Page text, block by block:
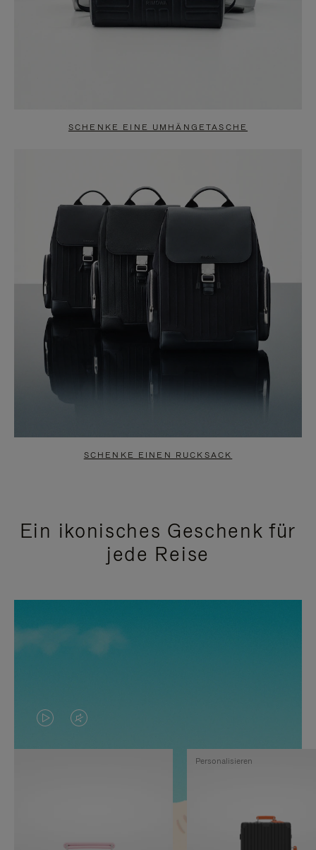
SCHENKE EINE UMHÄNGETASCHE
SCHENKE EINEN RUCKSACK
Ein ikonisches Geschenk für
jede Reise
DAS
VIDEO
VIDEO
IST
Personalisieren